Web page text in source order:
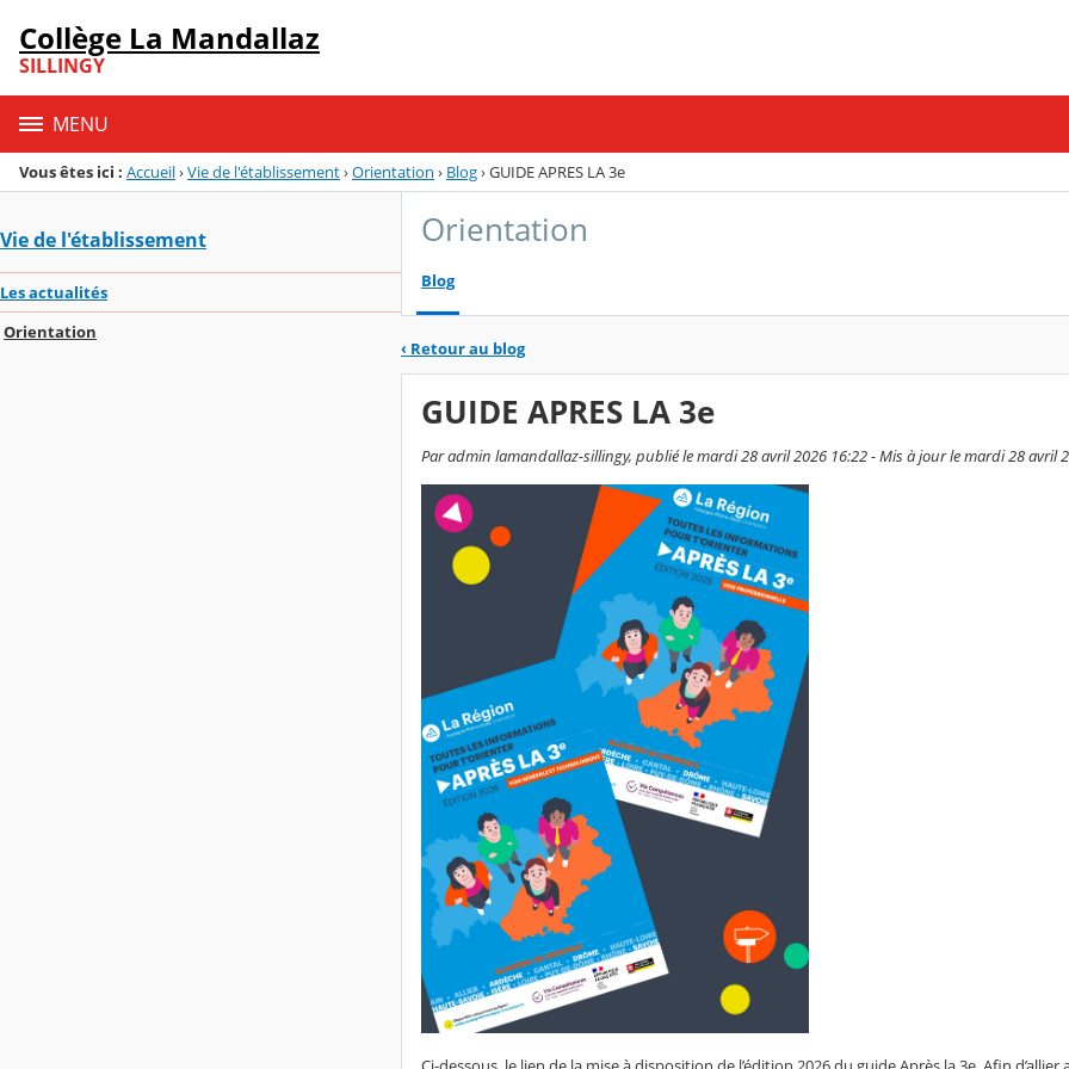
Menu de la rubrique
Contenu
Collège La Mandallaz
SILLINGY
MENU
Vous êtes ici : Accueil›Vie de l'établissement›Orientation › Blog›GUIDE APRES LA 3e
Vie de l'établissement
Les actualités
Orientation
Orientation
Blog
‹ Retour au blog
GUIDE APRES LA 3e
Par admin lamandallaz-sillingy, publié le mardi 28 avril 2026 16:22 - Mis à jour le mardi 28 avril